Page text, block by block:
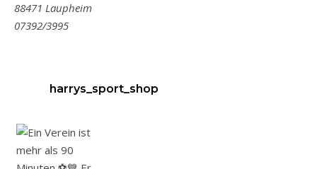
88471 Laupheim
07392/3995
harrys_sport_shop